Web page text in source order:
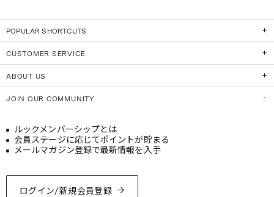
POPULAR SHORTCUTS
CUSTOMER SERVICE
ABOUT US
JOIN OUR COMMUNITY
ログイン/新規会員登録
ルックメンバーシップとは
会員ステージに応じてポイントが貯まる
メールマガジン登録で最新情報を入手